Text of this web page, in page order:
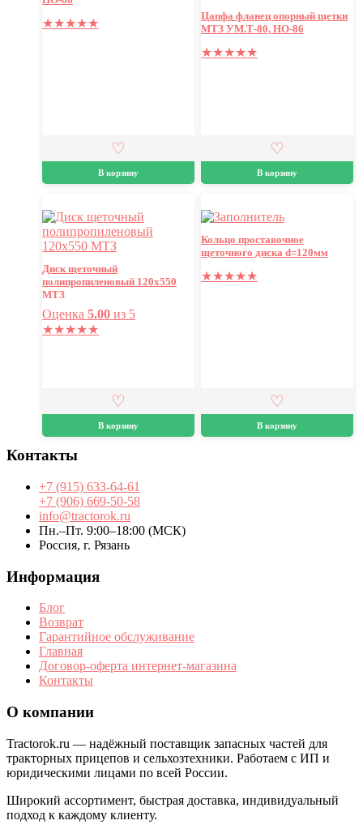
★★★★★
В корзину
Цапфа фланец опорный щетки
МТЗ УМ.Т-80, НО-86
★★★★★
В корзину
Диск щеточный
полипропиленовый 120х550
МТЗ
Оценка 5.00из 5
★★★★★
В корзину
Кольцо проставочное
щеточного диска d=120мм
★★★★★
В корзину
Контакты
+7 (915) 633-64-61
+7 (906) 669-50-58
info@tractorok.ru
Пн.–Пт. 9:00–18:00 (МСК)
Россия, г. Рязань
Информация
Блог
Возврат
Гарантийное обслуживание
Главная
Договор-оферта интернет-магазина
Контакты
О компании
Tractorok.ru — надёжный поставщик запасных частей для
тракторных прицепов и сельхозтехники. Работаем с ИП и
юридическими лицами по всей России.
Широкий ассортимент, быстрая доставка, индивидуальный
подход к каждому клиенту.